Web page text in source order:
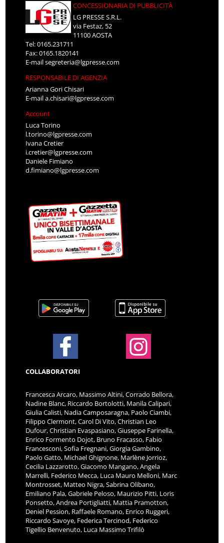
CONCESSIONARIA DI PUBBLICITÀ
LG PRESSE S.R.L.
via Festaz, 52
11100 AOSTA
Tel: 0165.231711
Fax: 0165.1820141
E-mailsegreteria@lgpresse.com
RESPONSABILE DI AGENZIA
Arianna Gori Chisari
E-maila.chisari@lgpresse.com
Account
Luca Torino
l.torino@lgpresse.com
Ivana Cretier
i.cretier@lgpresse.com
Daniele Fimiano
d.fimiano@lgpresse.com
COLLABORATORI
Francesca Arcaro, Massimo Altini, Corrado Bellora,
Nadine Blanc, Riccardo Bortolotti, Manila Calipari,
Giulia Calisti, Nadia Camposaragna, Paolo Ciambi,
Filippo Clermont, Carol Di Vito, Christian Leo
Dufour, Christian Evaspasiano, Giuseppe Farinella,
Enrico Formento Dojot, Bruno Fracasso, Fabio
Francesconi, Sofia Fregnani, Giorgia Gambino,
Paolo Gatto, Michael Ghignone, Marlène Jorrioz,
Cecilia Lazzarotto, Giacomo Mangano, Angela
Marrelli, Federico Mecca, Luca Mauro Melloni, Marc
Montrosset, Matteo Nigra, Sabrina Olibano,
Emiliano Pala, Gabriele Peloso, Maurizio Pitti, Loris
Ponsetto, Andrea Portigliatti, Mattia Pramotton,
Deniel Pession, Raffaele Romano, Enrico Ruggeri,
Riccardo Savoye, Federica Tercinod, Federico
Tigellio Benvenuto, Luca Massimo Trifilò